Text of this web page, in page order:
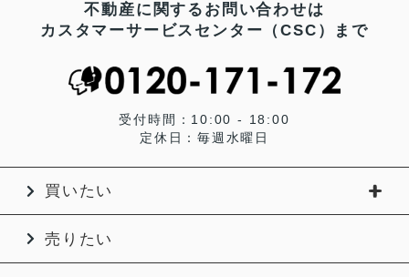
不動産に関するお問い合わせは
カスタマーサービスセンター（CSC）まで
受付時間：10:00 - 18:00
定休日：毎週水曜日
買いたい
売りたい